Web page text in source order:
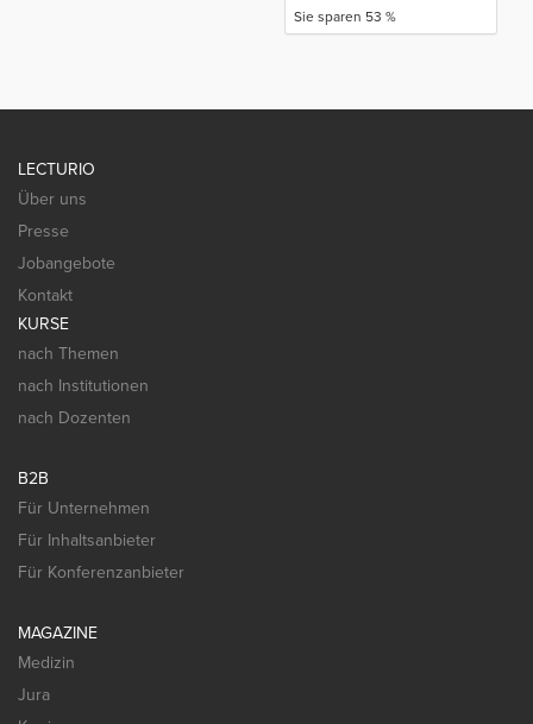
Sie sparen 53 %
LECTURIO
Über uns
Presse
Jobangebote
Kontakt
KURSE
nach Themen
nach Institutionen
nach Dozenten
B2B
Für Unternehmen
Für Inhaltsanbieter
Für Konferenzanbieter
MAGAZINE
Medizin
Jura